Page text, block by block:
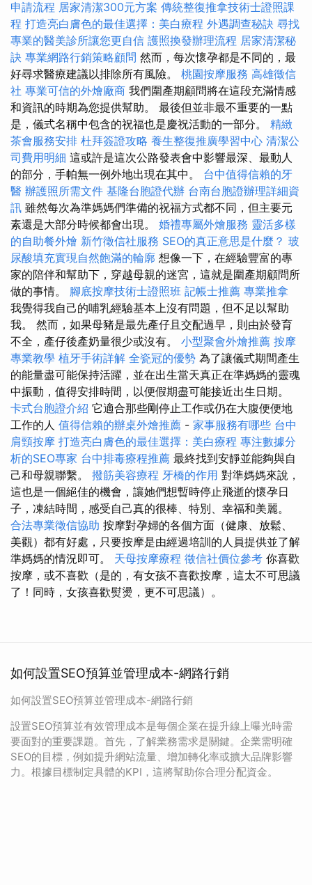
申請流程 居家清潔300元方案 傳統整復推拿技術士證照課
程 打造亮白膚色的最佳選擇：美白療程 外遇調查秘訣 尋找
專業的醫美診所讓您更自信 護照換發辦理流程 居家清潔秘
訣 專業網路行銷策略顧問 然而，每次懷孕都是不同的，最
好尋求醫療建議以排除所有風險。 桃園按摩服務 高雄徵信
社 專業可信的外燴廠商 我們圍產期顧問將在這段充滿情感
和資訊的時期為您提供幫助。 最後但並非最不重要的一點
是，儀式名稱中包含的祝福也是慶祝活動的一部分。 精緻
茶會服務安排 杜拜簽證攻略 養生整復推廣學習中心 清潔公
司費用明細 這或許是這次公路發表會中影響最深、最動人
的部分，手帕無一例外地出現在其中。 台中值得信賴的牙
醫 辦護照所需文件 基隆台胞證代辦 台南台胞證辦理詳細資
訊 雖然每次為準媽媽們準備的祝福方式都不同，但主要元
素還是大部分時候都會出現。 婚禮專屬外燴服務 靈活多樣
的自助餐外燴 新竹徵信社服務 SEO的真正意思是什麼？ 玻
尿酸填充實現自然飽滿的輪廓 想像一下，在經驗豐富的專
家的陪伴和幫助下，穿越母親的迷宮，這就是圍產期顧問所
做的事情。 腳底按摩技術士證照班 記帳士推薦 專業推拿
我覺得我自己的哺乳經驗基本上沒有問題，但不足以幫助
我。 然而，如果母豬是最先產仔且交配過早，則由於發育
不全，產仔後產奶量很少或沒有。 小型聚會外燴推薦 按摩
專業教學 植牙手術詳解 全瓷冠的優勢 為了讓儀式期間產生
的能量盡可能保持活躍，並在出生當天真正在準媽媽的靈魂
中振動，值得安排時間，以便假期盡可能接近出生日期。
卡式台胞證介紹 它適合那些剛停止工作或仍在大腹便便地
工作的人 值得信賴的辦桌外燴推薦 - 家事服務有哪些 台中
肩頸按摩 打造亮白膚色的最佳選擇：美白療程 專注數據分
析的SEO專家 台中排毒療程推薦 最終找到安靜並能夠與自
己和母親聯繫。 撥筋美容療程 牙橋的作用 對準媽媽來說，
這也是一個絕佳的機會，讓她們想暫時停止飛逝的懷孕日
子，凍結時間，感受自己真的很棒、特別、幸福和美麗。
合法專業徵信協助 按摩對孕婦的各個方面（健康、放鬆、
美觀）都有好處，只要按摩是由經過培訓的人員提供並了解
準媽媽的情況即可。 天母按摩療程 徵信社價位參考 你喜歡
按摩，或不喜歡（是的，有女孩不喜歡按摩，這太不可思議
了！同時，女孩喜歡熨燙，更不可思議）。
如何設置SEO預算並管理成本-網路行銷
如何設置SEO預算並管理成本-網路行銷
設置SEO預算並有效管理成本是每個企業在提升線上曝光時需
要面對的重要課題。首先，了解業務需求是關鍵。企業需明確
SEO的目標，例如提升網站流量、增加轉化率或擴大品牌影響
力。根據目標制定具體的KPI，這將幫助你合理分配資金。